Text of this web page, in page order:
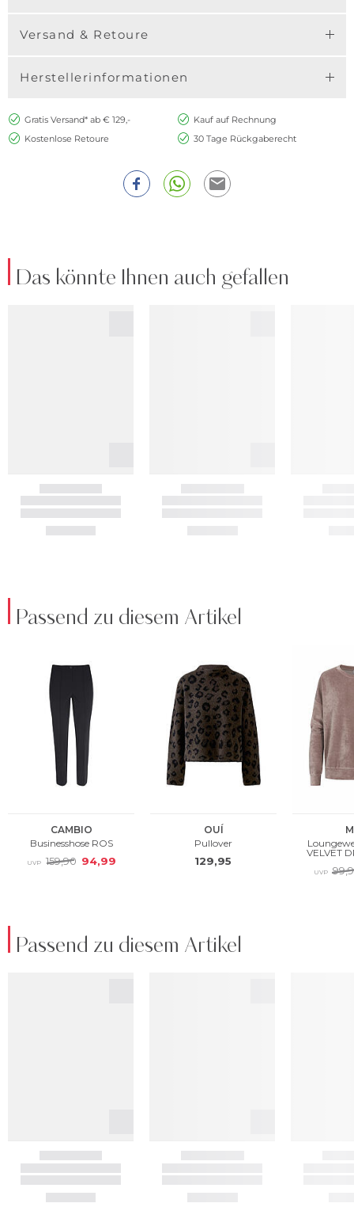
Versand & Retoure
Herstellerinformationen
Gratis Versand* ab € 129,-
Kauf auf Rechnung
Kostenlose Retoure
30 Tage Rückgaberecht
Das könnte Ihnen auch gefallen
Passend zu diesem Artikel
Passend zu diesem Artikel